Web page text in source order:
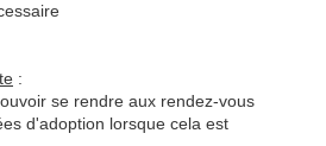
:
se rendre aux rendez-vous
d'adoption lorsque cela est